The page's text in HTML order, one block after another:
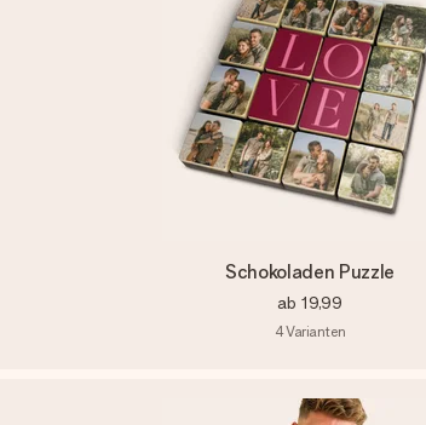
Schokoladen Puzzle
ab 19,99
4Varianten